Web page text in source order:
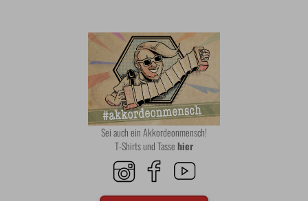
Sei auch ein Akkordeonmensch!
T-Shirts und Tassehier